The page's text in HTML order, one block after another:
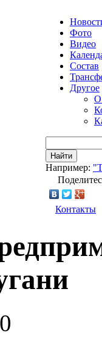
Фото
Видео
Состав
Другое
О
Найти
Например:
Контакты